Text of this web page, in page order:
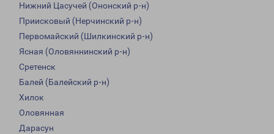
Нижний Цасучей (Ононский р-н)
Приисковый (Нерчинский р-н)
Первомайский (Шилкинский р-н)
Ясная (Оловяннинский р-н)
Сретенск
Балей (Балейский р-н)
Хилок
Оловянная
Дарасун